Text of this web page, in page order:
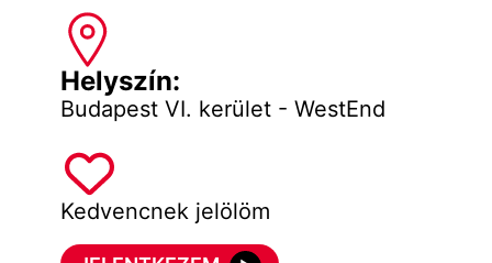
Helyszín:
Budapest VI. kerület - WestEnd
Kedvencnek jelölöm